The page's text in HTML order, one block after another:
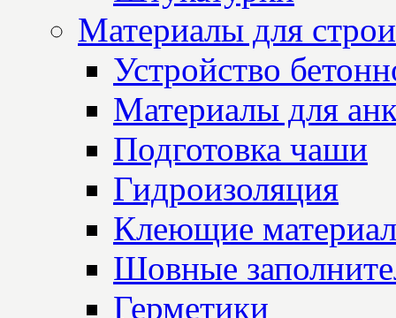
Материалы для
Устройство
Материалы для
Подготовка чаши
Гидроизоляция
Клеющие
Шовные
Герметики